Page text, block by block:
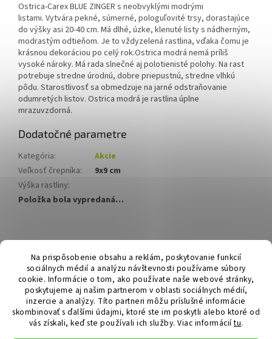
Na prispôsobenie obsahu a reklám, poskytovanie funkcií
sociálnych médií a analýzu návštevnosti používame súbory
cookie. Informácie o tom, ako používate naše webové stránky,
poskytujeme aj našim partnerom v oblasti sociálnych médií,
inzercie a analýzy. Títo partneri môžu príslušné informácie
skombinovať s ďalšími údajmi, ktoré ste im poskytli alebo ktoré od
vás získali, keď ste používali ich služby. Viac informáciítu.
Ostrica-Carex BLUE ZINGER s neobvyklými modrými
listami. Vytvára pekné, súmerné, pologuľovité trsy, dorastajúce
do výšky asi 20-40 cm. Má dlhé, úzke, klenuté listy s nádherným,
modrastým odtieňom. Je to vždyzelená rastlina, vďaka čomu je
krásnou dekoráciou po celý rok.Ostrica modrá nemá príliš
vysoké nároky. Má rada slnečné aj polotienisté polohy. Na rast
potrebuje stredne úrodnú, dobre priepustnú, stredne vlhkú
pôdu. Starostlivosť sa obmedzuje na jarné odstraňovanie
odumretých listov. Ostrica modrá je rastlina úplne
mrazuvzdorná.
Dodatočné parametre
Kategória:
Akcie
Veľkosť črepníka:
9x9 cm
Výška rastliny:
Položka bola vypredaná…
á
Hurmikaki.com
Vytvoril Shoptet